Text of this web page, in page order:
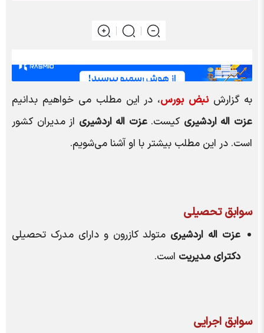
به گزارشنبض بورس، در این مطلب می خواهیم بدانیم
عزت اله اردشیری کیست. عزت اله اردشیری از مدیران کشور
است. در این مطلب بیشتر با او آشنا می‌شویم.
سوابق تحصیلی
عزت اله اردشیری متولد کازرون و دارای مدرک تحصیلی
دکترای مدیریت است.
سوابق اجرایی